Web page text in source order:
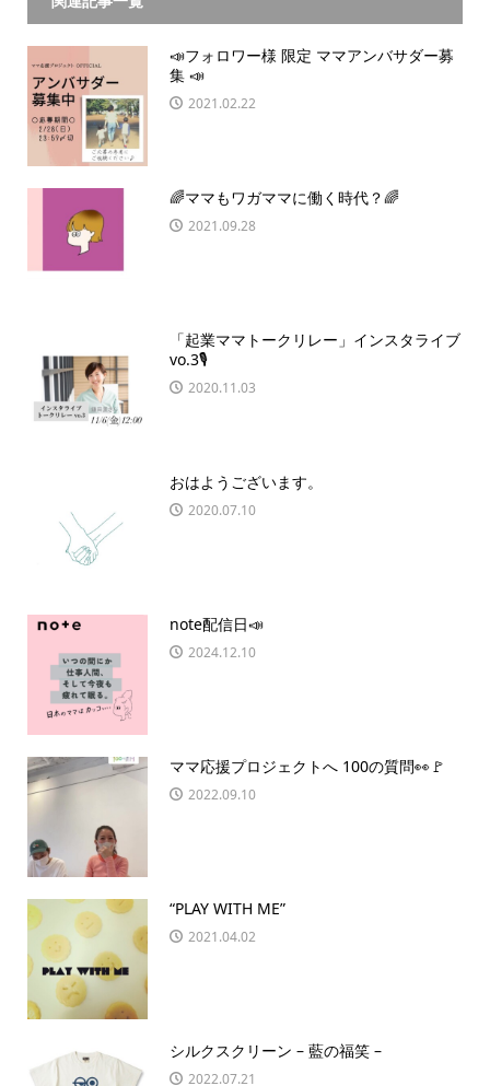
📣フォロワー様 限定 ママアンバサダー募
集 📣
2021.02.22
🌈ママもワガママに働く時代？🌈
2021.09.28
「起業ママトークリレー」インスタライブ
vo.3🎙
2020.11.03
おはようございます。
2020.07.10
note配信日📣
2024.12.10
ママ応援プロジェクトへ 100の質問👀🚩
2022.09.10
“PLAY WITH ME”
2021.04.02
シルクスクリーン – 藍の福笑 –
2022.07.21